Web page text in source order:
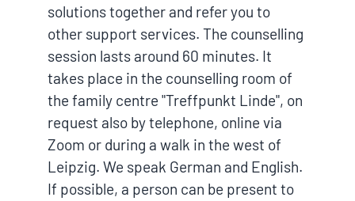
solutions together and refer you to
other support services. The counselling
session lasts around 60 minutes. It
takes place in the counselling room of
the family centre "Treffpunkt Linde", on
request also by telephone, online via
Zoom or during a walk in the west of
Leipzig. We speak German and English.
If possible, a person can be present to